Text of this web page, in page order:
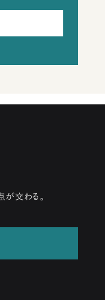
交わる。